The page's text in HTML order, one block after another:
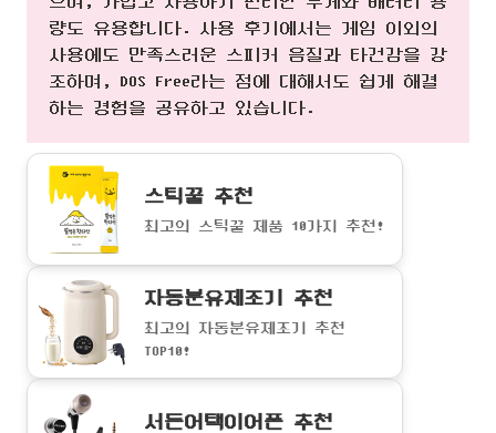
량도 유용합니다. 사용 후기에서는 게임 이외의
사용에도 만족스러운 스피커 음질과 타건감을 강
조하며, DOS Free라는 점에 대해서도 쉽게 해결
하는 경험을 공유하고 있습니다.
스틱꿀 추천
최고의 스틱꿀 제품 10가지 추천!
자동분유제조기 추천
최고의 자동분유제조기 추천
TOP10!
서든어택이어폰 추천